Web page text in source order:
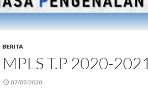
BERITA
MPLS T.P 2020-2021
07/07/2020